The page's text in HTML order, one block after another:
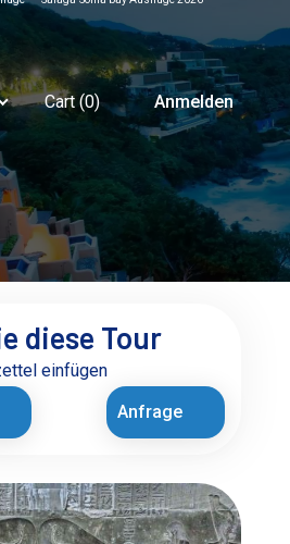
Cart (0) Anmelden
diese Tour
einfügen
Anfrage